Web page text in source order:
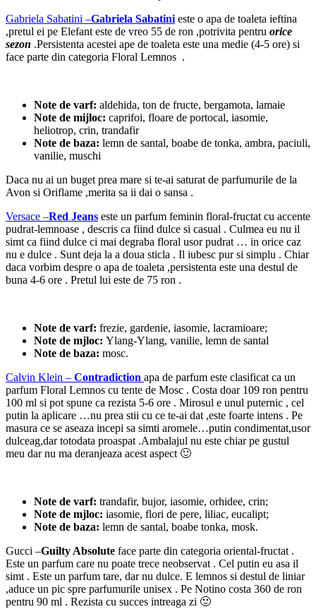
Gabriela Sabatini –Gabriela Sabatini este o apa de toaleta ieftina
,pretul ei pe Elefant este de vreo 55 de ron ,potrivita pentru orice
sezon .Persistenta acestei ape de toaleta este una medie (4-5 ore) si
face parte din categoria Floral Lemnos .
Note de varf: aldehida, ton de fructe, bergamota, lamaie
Note de mijloc: caprifoi, floare de portocal, iasomie,
heliotrop, crin, trandafir
Note de baza: lemn de santal, boabe de tonka, ambra, paciuli,
vanilie, muschi
Daca nu ai un buget prea mare si te-ai saturat de parfumurile de la
Avon si Oriflame ,merita sa ii dai o sansa .
Versace –Red Jeans este un parfum feminin floral-fructat cu accente
pudrat-lemnoase , descris ca fiind dulce si casual . Culmea eu nu il
simt ca fiind dulce ci mai degraba floral usor pudrat … in orice caz
nu e dulce . Sunt deja la a doua sticla . Il iubesc pur si simplu . Chiar
daca vorbim despre o apa de toaleta ,persistenta este una destul de
buna 4-6 ore . Pretul lui este de 75 ron .
Note de varf: frezie, gardenie, iasomie, lacramioare;
Note de mjloc: Ylang-Ylang, vanilie, lemn de santal
Note de baza: mosc.
Calvin Klein – Contradiction apa de parfum este clasificat ca un
parfum Floral Lemnos cu tente de Mosc . Costa doar 109 ron pentru
100 ml si pot spune ca rezista 5-6 ore . Mirosul e unul puternic , cel
putin la aplicare …nu prea stii cu ce te-ai dat ,este foarte intens . Pe
masura ce se aseaza incepi sa simti aromele…putin condimentat,usor
dulceag,dar totodata proaspat .Ambalajul nu este chiar pe gustul
meu dar nu ma deranjeaza acest aspect 🙂
Note de varf: trandafir, bujor, iasomie, orhidee, crin;
Note de mjloc: iasomie, flori de pere, liliac, eucalipt;
Note de baza: lemn de santal, boabe tonka, mosk.
Gucci –Guilty Absolute face parte din categoria oriental-fructat .
Este un parfum care nu poate trece neobservat . Cel putin eu asa il
simt . Este un parfum tare, dar nu dulce. E lemnos si destul de liniar
,aduce un pic spre parfumurile unisex . Pe Notino costa 360 de ron
pentru 90 ml . Rezista cu succes intreaga zi 🙂